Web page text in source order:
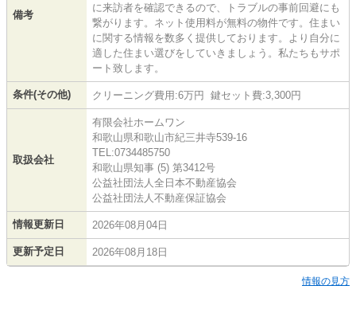
備考
に来訪者を確認できるので、トラブルの事前回避にも
繋がります。ネット使用料が無料の物件です。住まい
に関する情報を数多く提供しております。より自分に
適した住まい選びをしていきましょう。私たちもサポ
ート致します。
条件(その他) クリーニング費用:6万円 鍵セット費:3,300円
取扱会社
有限会社ホームワン
和歌山県和歌山市紀三井寺539-16
TEL:0734485750
和歌山県知事 (5) 第3412号
公益社団法人全日本不動産協会
公益社団法人不動産保証協会
情報更新日 2026年08月04日
更新予定日 2026年08月18日
情報の見方